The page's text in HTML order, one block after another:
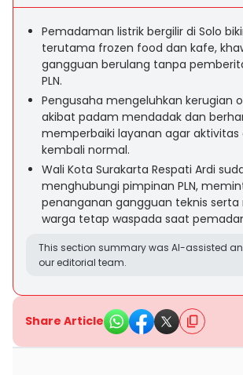
Pemadaman listrik bergilir di Solo
terutama frozen food dan kafe,
gangguan berulang tanpa
PLN.
Pengusaha mengeluhkan kerugian
akibat padam mendadak dan
memperbaiki layanan agar aktivitas
kembali normal.
Wali Kota Surakarta Respati Ardi
menghubungi pimpinan PLN,
penanganan gangguan teknis
warga tetap waspada saat
This section summary was AI-assisted
our editorial team.
Share Article